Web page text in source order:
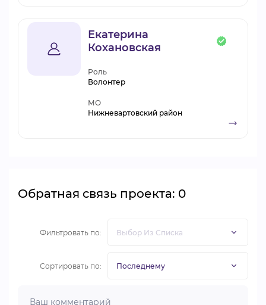
Екатерина
Кохановская
Роль
Волонтер
МО
Нижневартовский район
Обратная связь проекта: 0
Фильтровать по:
Сортировать по: